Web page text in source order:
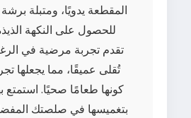
المقطعة يدويًا، ومتبلة
للحصول على النكهة
تقدم تجربة مرضية في
تُقلى عميقًا، مما يجعلها
كونها طعامًا صحيًا. استمتع
بتغميسها في صلصتك